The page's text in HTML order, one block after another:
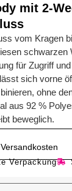
mit 2-
vom Kragen
schwarzen
für Zugriff
sich vorne
ohne
aus 92 %
beweglich.
Verpackung